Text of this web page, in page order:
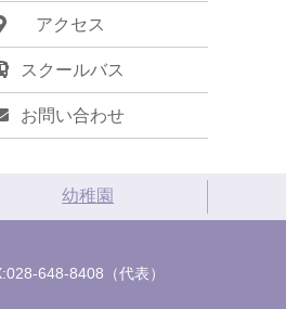
アクセス
スクールバス
お問い合わせ
幼稚園
648-8408（代表）